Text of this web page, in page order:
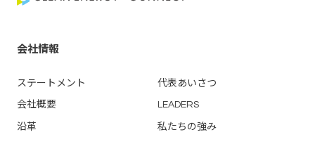
会社情報
ステートメント
代表あいさつ
会社概要
LEADERS
沿革 私たちの強み